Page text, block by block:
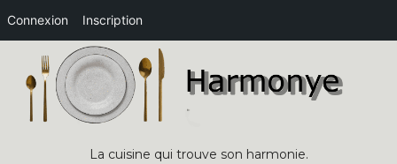
Connexion Inscription
content
La cuisine qui trouve son harmonie.